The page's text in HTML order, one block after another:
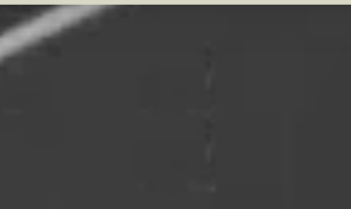
gør det muligt for en hjemmeside at huske
ser ud eller opfører sig på. F.eks. dit